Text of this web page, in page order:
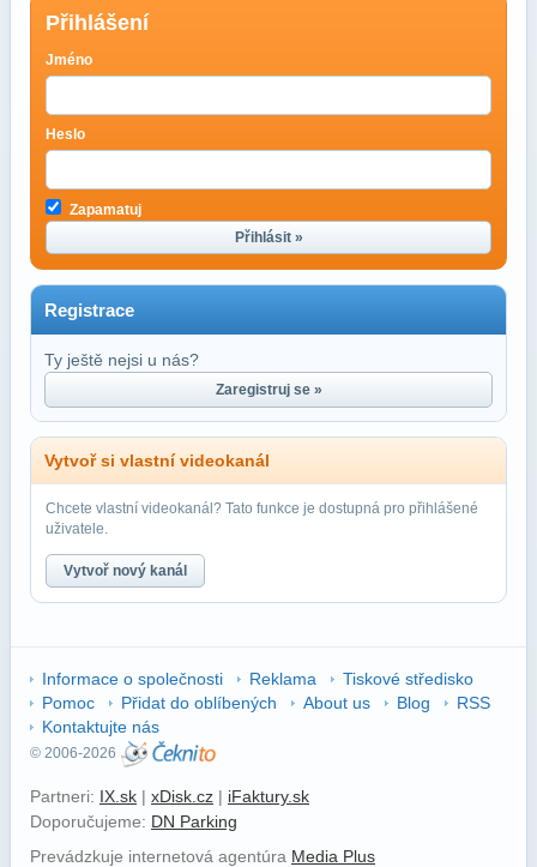
Přihlášení
Jméno
Heslo
Zapamatuj
Přihlásit »
Registrace
Ty ještě nejsi u nás?
Zaregistruj se »
Vytvoř si vlastní videokanál
Chcete vlastní videokanál? Tato funkce je dostupná pro přihlášené
uživatele.
Vytvoř nový kanál
Informace o společnosti Reklama
Tiskové středisko
Pomoc
Přidat do oblíbených About us Blog
RSS
Kontaktujte nás
© 2006-2026
Partneri: IX.sk | xDisk.cz | iFaktury.sk
Doporučujeme: DN Parking
Prevádzkuje internetová agentúra Media Plus